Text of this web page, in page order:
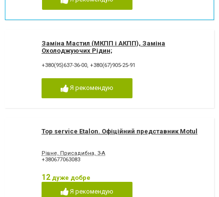
Заміна Мастил (МКПП і АКПП), Заміна
Охолоджуючих Рідин;
+380(95)637-36-00, +380(67)905-25-91
Я рекомендую
Top service Etalon. Офіційний представник Motul
Рівне, Присадибна, 3-А
+380677063083
12 дуже добре
Я рекомендую